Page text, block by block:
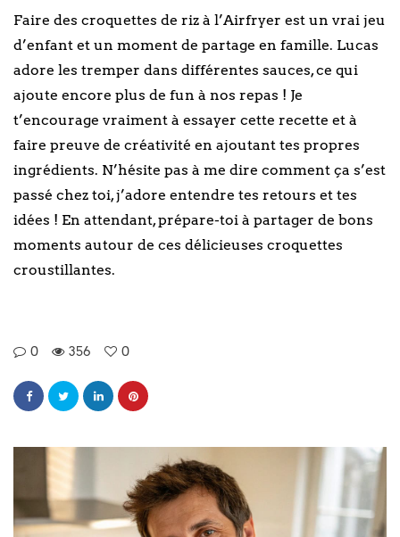
Faire des croquettes de riz à l’Airfryer est un vrai jeu
d’enfant et un moment de partage en famille. Lucas
adore les tremper dans différentes sauces, ce qui
ajoute encore plus de fun à nos repas ! Je
t’encourage vraiment à essayer cette recette et à
faire preuve de créativité en ajoutant tes propres
ingrédients. N’hésite pas à me dire comment ça s’est
passé chez toi, j’adore entendre tes retours et tes
idées ! En attendant, prépare-toi à partager de bons
moments autour de ces délicieuses croquettes
croustillantes.
0 356 0